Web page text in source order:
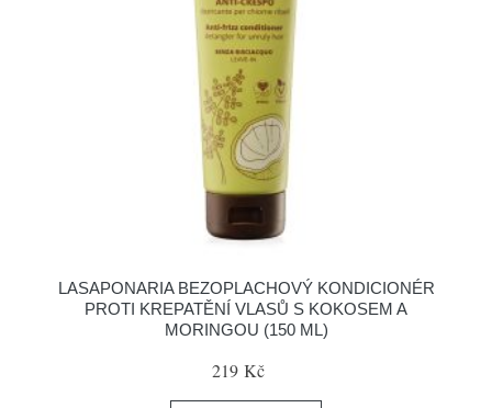
LASAPONARIA BEZOPLACHOVÝ KONDICIONÉR
PROTI KREPATĚNÍ VLASŮ S KOKOSEM A
MORINGOU (150 ML)
219 Kč